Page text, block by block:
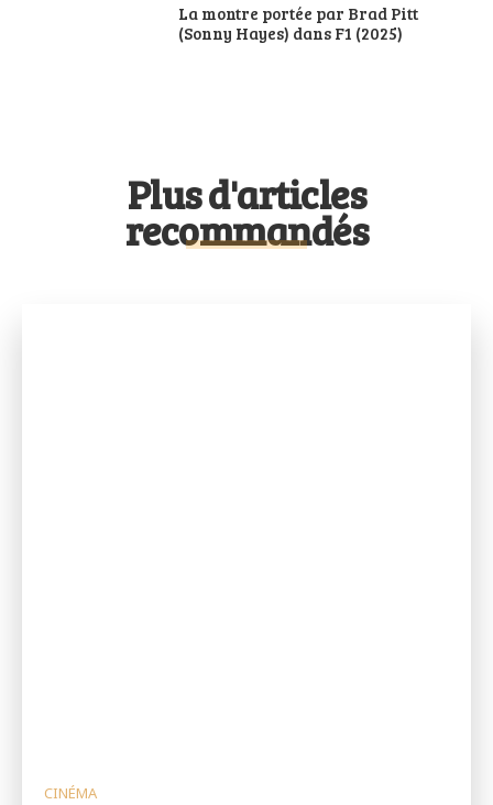
La montre portée par Brad Pitt
(Sonny Hayes) dans F1 (2025)
Plus d'articles
recommandés
CINÉMA